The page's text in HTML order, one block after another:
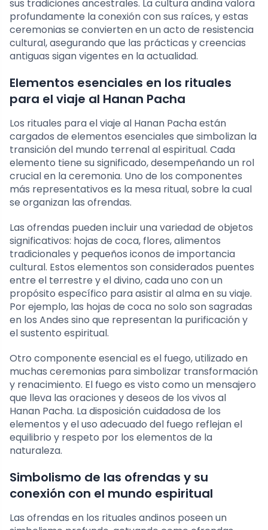
sus tradiciones ancestrales. La cultura andina valora
profundamente la conexión con sus raíces, y estas
ceremonias se convierten en un acto de resistencia
cultural, asegurando que las prácticas y creencias
antiguas sigan vigentes en la actualidad.
Elementos esenciales en los rituales
para el viaje al Hanan Pacha
Los rituales para el viaje al Hanan Pacha están
cargados de elementos esenciales que simbolizan la
transición del mundo terrenal al espiritual. Cada
elemento tiene su significado, desempeñando un rol
crucial en la ceremonia. Uno de los componentes
más representativos es la mesa ritual, sobre la cual
se organizan las ofrendas.
Las ofrendas pueden incluir una variedad de objetos
significativos: hojas de coca, flores, alimentos
tradicionales y pequeños iconos de importancia
cultural. Estos elementos son considerados puentes
entre el terrestre y el divino, cada uno con un
propósito específico para asistir al alma en su viaje.
Por ejemplo, las hojas de coca no solo son sagradas
en los Andes sino que representan la purificación y
el sustento espiritual.
Otro componente esencial es el fuego, utilizado en
muchas ceremonias para simbolizar transformación
y renacimiento. El fuego es visto como un mensajero
que lleva las oraciones y deseos de los vivos al
Hanan Pacha. La disposición cuidadosa de los
elementos y el uso adecuado del fuego reflejan el
equilibrio y respeto por los elementos de la
naturaleza.
Simbolismo de las ofrendas y su
conexión con el mundo espiritual
Las ofrendas en los rituales andinos poseen un